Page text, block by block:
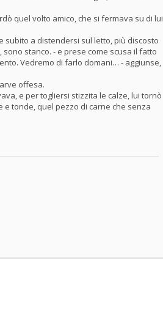
quel volto amico, che si fermava su di lui
subito a distendersi sul letto, più discosto
stanco. - e prese come scusa il fatto
Vedremo di farlo domani… - aggiunse,
offesa.
e per togliersi stizzita le calze, lui tornò
tonde, quel pezzo di carne che senza